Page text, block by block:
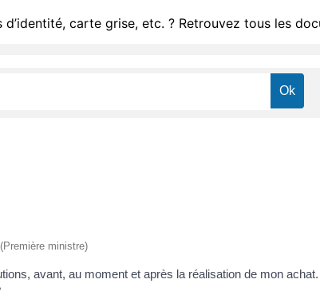
carte grise, etc. ? Retrouvez tous les
ministre)
avant, au moment et après la réalisation de mon